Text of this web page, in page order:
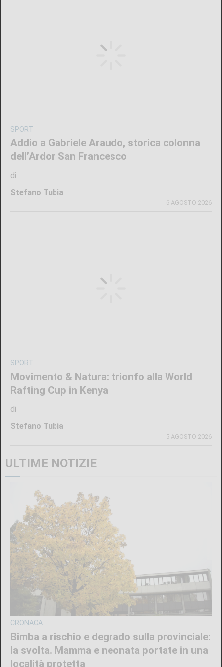
SPORT
Addio a Gabriele Araudo, storica colonna
dell’Ardor San Francesco
di
Stefano Tubia
6 AGOSTO 2026
SPORT
Movimento & Natura: trionfo alla World
Rafting Cup in Kenya
di
Stefano Tubia
5 AGOSTO 2026
ULTIME NOTIZIE
CRONACA
Bimba a rischio e degrado sulla provinciale:
la svolta. Mamma e neonata portate in una
località protetta